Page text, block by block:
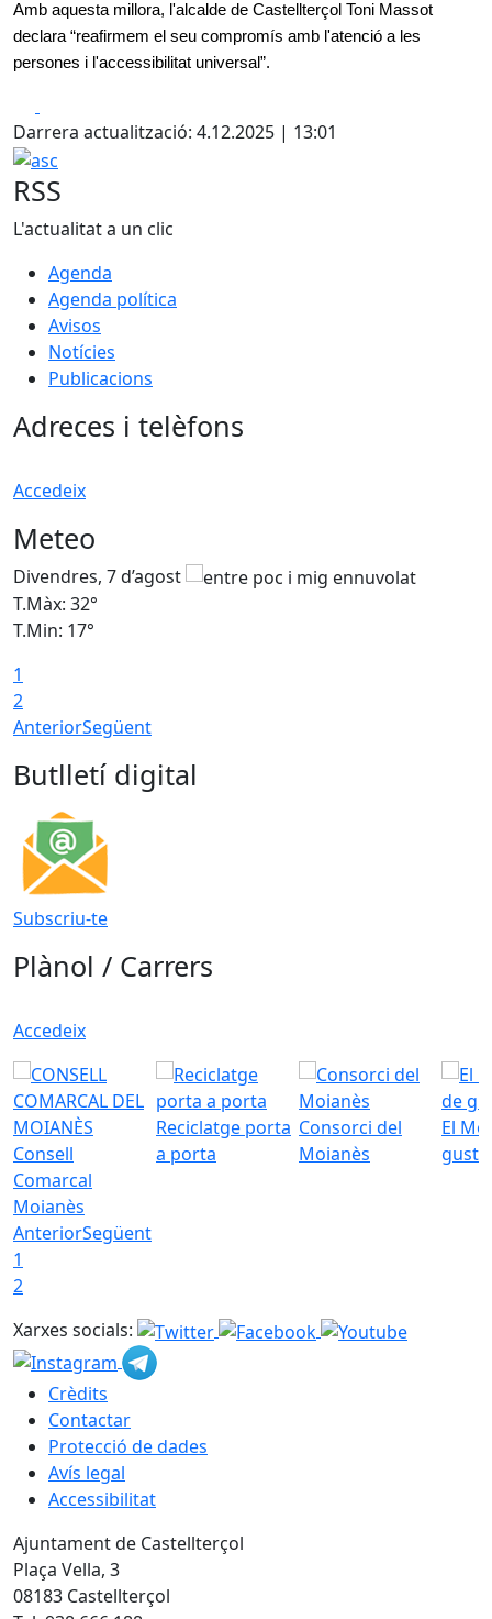
Amb aquesta millora, l'alcalde de Castellterçol Toni Massot
declara “reafirmem el seu compromís amb l'atenció a les
persones i l'accessibilitat universal”.
Darrera actualització: 4.12.2025 | 13:01
asc
RSS
L'actualitat a un clic
Agenda
Agenda política
Avisos
Notícies
Publicacions
Adreces i telèfons
Accedeix
Meteo
Divendres, 7 d’agost
T.Màx: 32°
T.Min: 17°
1
2
AnteriorSegüent
Butlletí digital
Subscriu-te
Plànol / Carrers
Accedeix
Consell
Comarcal
Moianès
Reciclatge porta
a porta
Consorci del
Moianès
El
gust
AnteriorSegüent
1
2
Xarxes socials:
Crèdits
Contactar
Protecció de dades
Avís legal
Accessibilitat
Ajuntament de Castellterçol
Plaça Vella, 3
08183 Castellterçol